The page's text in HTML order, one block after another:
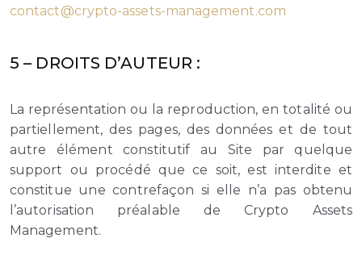
contact@crypto-assets-management.com
5 – DROITS D’AUTEUR :
La représentation ou la reproduction, en totalité ou
partiellement, des pages, des données et de tout
autre élément constitutif au Site par quelque
support ou procédé que ce soit, est interdite et
constitue une contrefaçon si elle n’a pas obtenu
l’autorisation préalable de Crypto Assets
Management.